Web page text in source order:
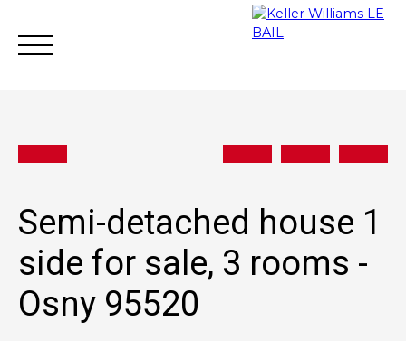
Achat Vente Rent Rental
Estimate
Semi-detached house 1
side for sale, 3 rooms -
Osny 95520